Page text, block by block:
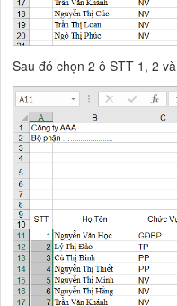
Sau đó chọn 2 ô STT 1, 2